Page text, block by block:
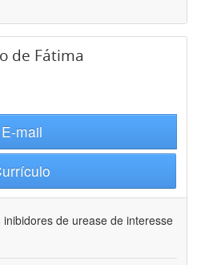
de Fátima
E-mail
inibidores de urease de interesse